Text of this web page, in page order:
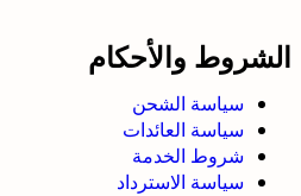
الشروط والأحكام
سياسة الشحن
سياسة العائدات
شروط الخدمة
سياسة الاسترداد